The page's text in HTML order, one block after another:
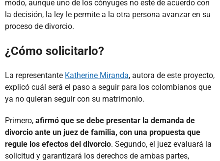
modo, aunque uno de los cónyuges no esté de acuerdo con
la decisión, la ley le permite a la otra persona avanzar en su
proceso de divorcio.
¿Cómo solicitarlo?
La representante Katherine Miranda, autora de este proyecto,
explicó cuál será el paso a seguir para los colombianos que
ya no quieran seguir con su matrimonio.
Primero, afirmó que se debe presentar la demanda de
divorcio ante un juez de familia, con una propuesta que
regule los efectos del divorcio. Segundo, el juez evaluará la
solicitud y garantizará los derechos de ambas partes,